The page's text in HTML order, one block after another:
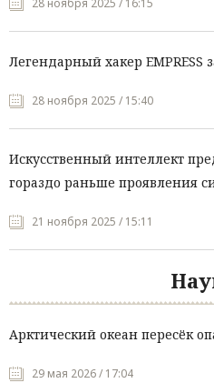
28 ноября 2025 / 16:15
Легендарный хакер EMPRESS
28 ноября 2025 / 15:40
Искусственный интеллект
гораздо раньше проявления
21 ноября 2025 / 15:11
Арктический океан пересёк
29 мая 2026 / 17:04